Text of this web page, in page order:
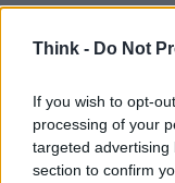
Think - Do Not
If you wish to opt-
processing of your
targeted
section to confirm